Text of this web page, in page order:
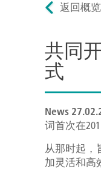
返回概览
共同
式
News
词首次在
从那时起，
加灵活和高